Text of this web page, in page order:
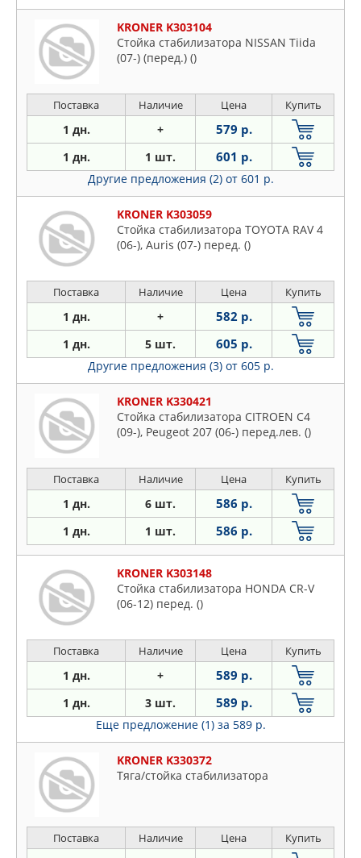
KRONER K303104
Стойка стабилизатора NISSAN Tiida
(07-) (перед.) ()
Поставка Наличие Цена Купить
1 дн. + 579 р.
1 дн. 1 шт. 601 р.
Другие предложения (2) от 601 р.
KRONER K303059
Стойка стабилизатора TOYOTA RAV 4
(06-), Auris (07-) перед. ()
Поставка Наличие Цена Купить
1 дн. + 582 р.
1 дн. 5 шт. 605 р.
Другие предложения (3) от 605 р.
KRONER K330421
Стойка стабилизатора CITROEN C4
(09-), Peugeot 207 (06-) перед.лев. ()
Поставка Наличие Цена Купить
1 дн. 6 шт. 586 р.
1 дн. 1 шт. 586 р.
KRONER K303148
Стойка стабилизатора HONDA CR-V
(06-12) перед. ()
Поставка Наличие Цена Купить
1 дн. + 589 р.
1 дн. 3 шт. 589 р.
Еще предложение (1) за 589 р.
KRONER K330372
Тяга/стойка стабилизатора
Поставка Наличие Цена Купить